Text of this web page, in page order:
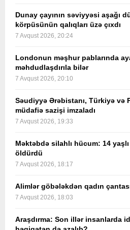
Dunay çayının səviyyəsi aşağı
körpüsünün qalıqları üzə çıxdı
7 Avqust 2026, 20:24
Londonun məşhur pablarında
məhdudlaşdırıla bilər
7 Avqust 2026, 20:10
Səudiyyə Ərəbistanı, Türkiyə və
müdafiə sazişi imzaladı
7 Avqust 2026, 19:33
Məktəbdə silahlı hücum: 14
öldürdü
7 Avqust 2026, 18:17
Alimlər göbələkdən qadın
7 Avqust 2026, 18:03
Araşdırma: Son illər insanlarda